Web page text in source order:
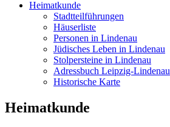
Heimatkunde
Stadtteilführungen
Häuserliste
Personen in Lindenau
Jüdisches Leben in Lindenau
Stolpersteine in Lindenau
Adressbuch Leipzig-Lindenau
Historische Karte
Heimatkunde